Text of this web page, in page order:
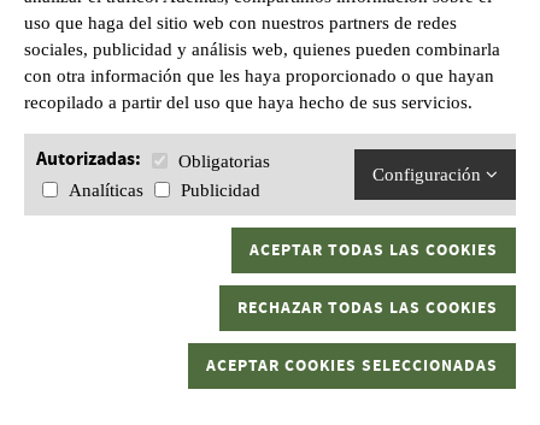
uso que haga del sitio web con nuestros partners de redes
sociales, publicidad y análisis web, quienes pueden combinarla
con otra información que les haya proporcionado o que hayan
recopilado a partir del uso que haya hecho de sus servicios.
Autorizadas:
Obligatorias
Analíticas
Publicidad
Configuración
ACEPTAR TODAS LAS COOKIES
RECHAZAR TODAS LAS COOKIES
ACEPTAR COOKIES SELECCIONADAS